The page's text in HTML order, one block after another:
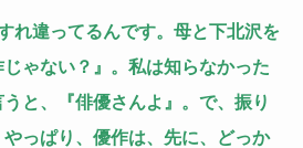
れ違ってるんです。母と下北沢を
ゃない？』。私は知らなかった
と、『俳優さんよ』。で、振り
っぱり、優作は、先に、どっか